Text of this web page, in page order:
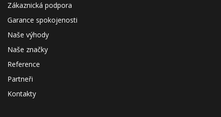
Zákaznická podpora
Garance spokojenosti
Naše výhody
Naše značky
Reference
Partneři
Kontakty